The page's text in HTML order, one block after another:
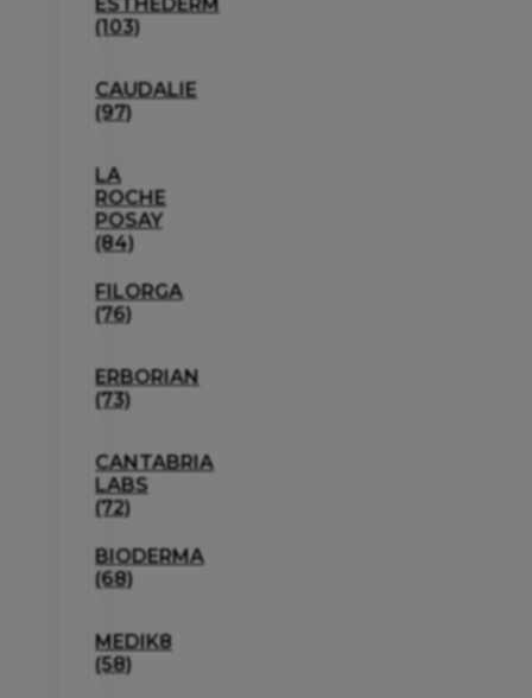
(103)
CAUDALIE
(97)
LA
ROCHE
POSAY
(84)
FILORGA
(76)
ERBORIAN
(73)
CANTABRIA
LABS
(72)
BIODERMA
(68)
MEDIK8
(58)